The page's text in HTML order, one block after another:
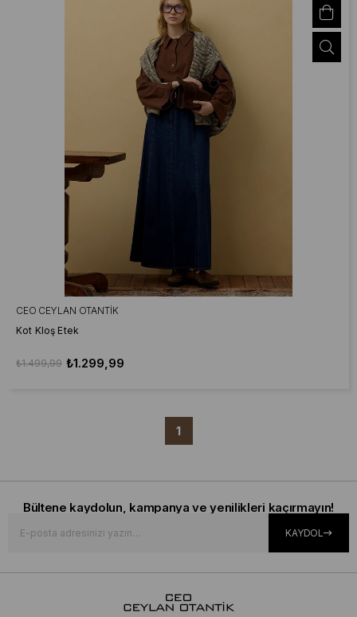
CEO CEYLAN OTANTIK
Kot Kloş Etek
₺1.299,99
₺1.499,99
1
Bültene kaydolun, kampanya ve yenilikleri kaçırmayın!
KAYDOL